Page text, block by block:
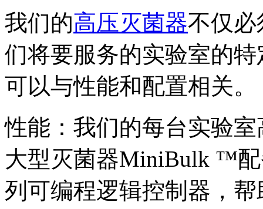
我们的高压灭菌器不仅必
们将要服务的实验室的
可以与性能和配置相关。
性能：我们的每台实验
大型灭菌器MiniBulk ™配
列可编程逻辑控制器，